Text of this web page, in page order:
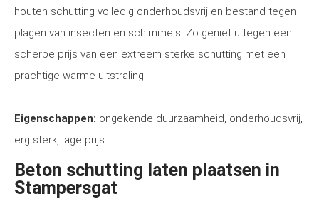
houten schutting volledig onderhoudsvrij en bestand tegen
plagen van insecten en schimmels. Zo geniet u tegen een
scherpe prijs van een extreem sterke schutting met een
prachtige warme uitstraling.
Eigenschappen: ongekende duurzaamheid, onderhoudsvrij,
erg sterk, lage prijs.
Beton schutting laten plaatsen in
Stampersgat